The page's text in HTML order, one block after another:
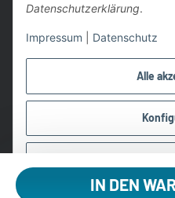
Alle
Datenschutzerklärung.
Impressum Datenschutz
IN DEN
UVP: Ist die unverbindliche
* Gratis Versand ab 99
getroffen, um
©2026